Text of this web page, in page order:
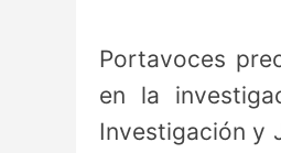
Portavoces
en la
Investigación y